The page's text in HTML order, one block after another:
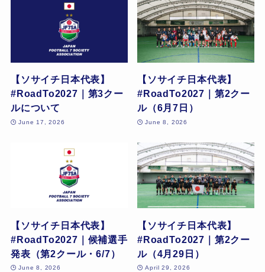
【ソサイチ日本代表】
#RoadTo2027｜第3クー
ルについて
June 17, 2026
【ソサイチ日本代表】
#RoadTo2027｜第2クー
ル（6月7日）
June 8, 2026
【ソサイチ日本代表】
#RoadTo2027｜候補選手
発表（第2クール・6/7）
June 8, 2026
【ソサイチ日本代表】
#RoadTo2027｜第2クー
ル（4月29日）
April 29, 2026